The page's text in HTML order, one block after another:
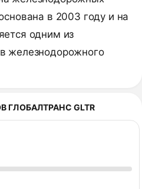
в 2003 году и на
одним из
железнодорожного
GLTR